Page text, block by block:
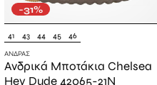
-31%
41 43 44 45 46
ΆΝΔΡΑΣ
Ανδρικά Μποτάκια Chelsea
Hey Dude 42065-21N